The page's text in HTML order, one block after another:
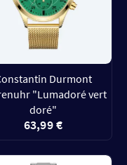
Durmont
"Lumadoré vert
doré"
63,99 €